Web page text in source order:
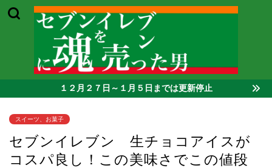
１２月２７日～１月５日までは更新停止
スイーツ、お菓子
セブンイレブン 生チョコアイスが
コスパ良し！この美味さでこの値段